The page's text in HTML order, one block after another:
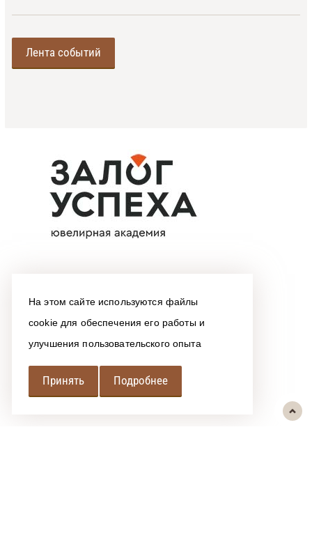
На этом сайте используются файлы
cookie для обеспечения его работы и
улучшения пользовательского опыта
Принять Подробнее
Лента событий